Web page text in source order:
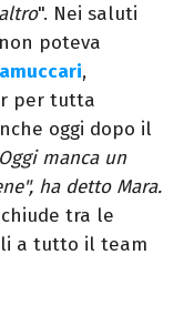
". Nei saluti
poteva
,
per tutta
oggi dopo il
Oggi manca un
ha detto Mara.
tra le
a tutto il team